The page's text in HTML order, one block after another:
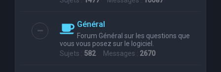
Général
Forum Général sur les questions que
vous vous posez sur le logiciel.
Sujets : 582Messages : 2670